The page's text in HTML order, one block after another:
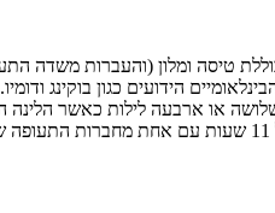
טיסה ומלון (והעברות משדה
הידועים כגון בוקינג
בודדים. עלות של חבילת נופש הכוללת טיסות ומלון